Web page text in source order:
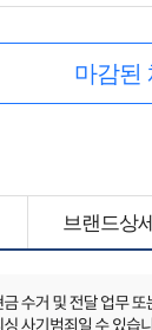
마감된
브랜드상